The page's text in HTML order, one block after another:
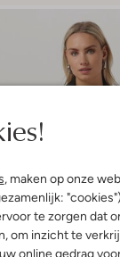
, maken op onze
te zorgen dat
om inzicht te
online gedrag